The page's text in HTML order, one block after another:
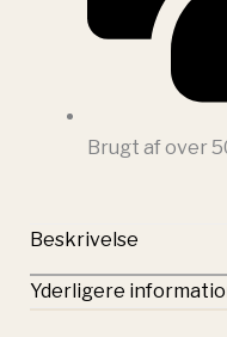
Brugt af over
Beskrivelse
Yderligere